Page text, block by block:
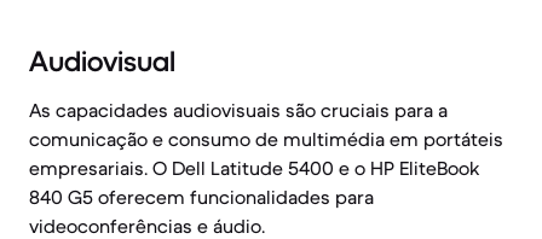
Audiovisual
As capacidades audiovisuais são cruciais para a
comunicação e consumo de multimédia em portáteis
empresariais. O Dell Latitude 5400 e o HP EliteBook
840 G5 oferecem funcionalidades para
videoconferências e áudio.